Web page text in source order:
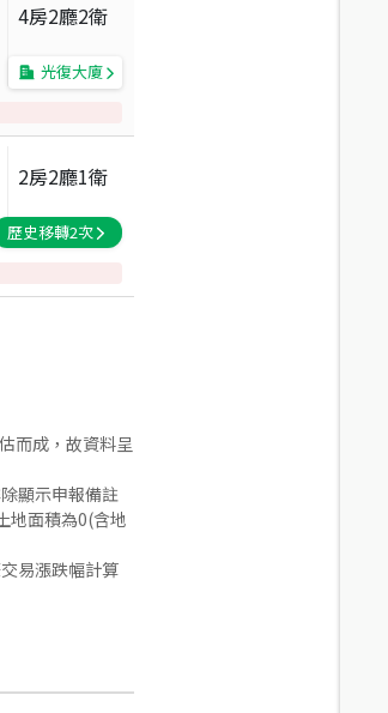
4房2廳2衛
光復大廈
2房2廳1衛
歷史移轉2次
而成，故資料呈
顯示申報備註
地面積為0(含地
易漲跌幅計算